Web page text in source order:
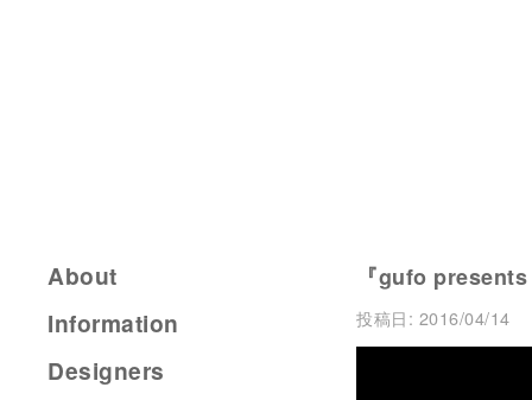
『gufo
投稿日: 2016/04/14
About
Information
Designers